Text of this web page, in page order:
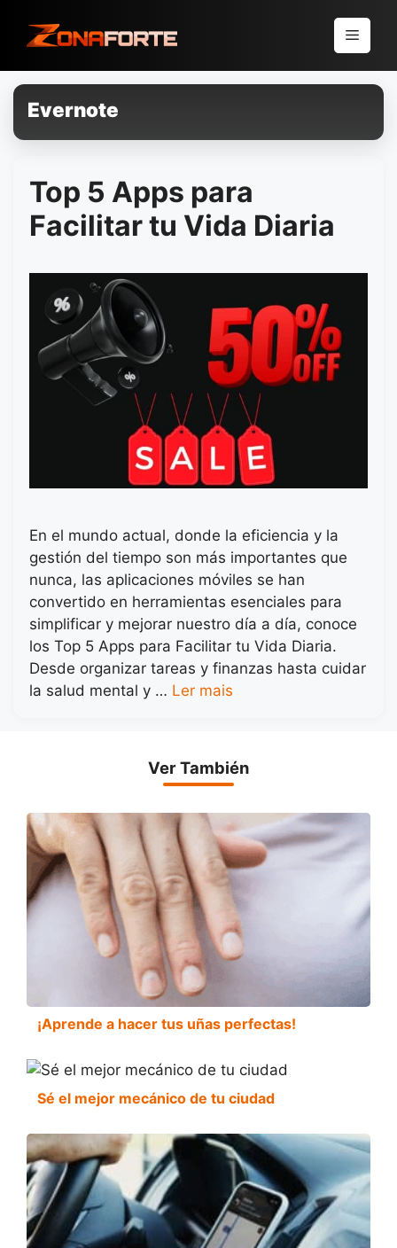
para
conteúdo
Menu
Evernote
Top 5 Apps para
Facilitar tu Vida Diaria
En el mundo actual, donde la eficiencia y la
gestión del tiempo son más importantes que
nunca, las aplicaciones móviles se han
convertido en herramientas esenciales para
simplificar y mejorar nuestro día a día, conoce
los Top 5 Apps para Facilitar tu Vida Diaria.
Desde organizar tareas y finanzas hasta cuidar
la salud mental y … Ler mais
Ver También
¡Aprende a hacer tus uñas perfectas!
Sé el mejor mecánico de tu ciudad